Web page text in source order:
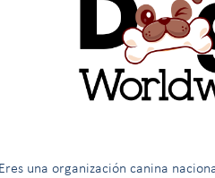
Eres una organización canina